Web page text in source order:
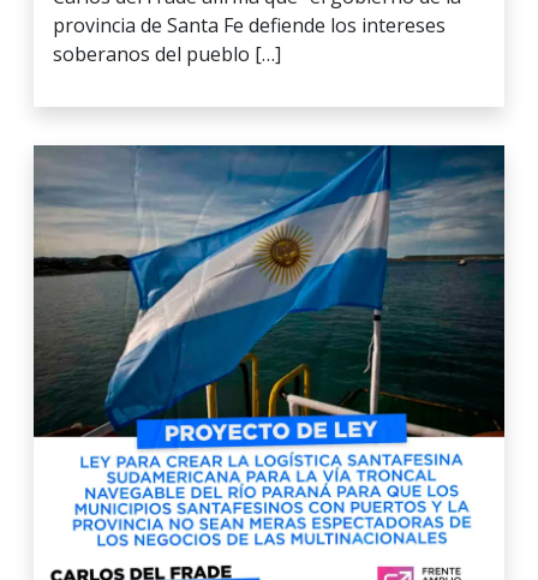
provincia de Santa Fe defiende los intereses
soberanos del pueblo […]